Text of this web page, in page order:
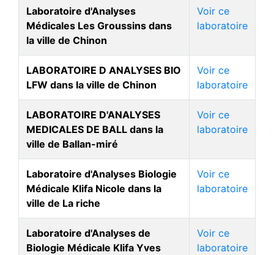
Laboratoire d'Analyses
Médicales Les Groussins dans
la ville de Chinon
Voir ce
laboratoire
LABORATOIRE D ANALYSES BIO
LFW dans la ville de Chinon
Voir ce
laboratoire
LABORATOIRE D'ANALYSES
MEDICALES DE BALL dans la
ville de Ballan-miré
Voir ce
laboratoire
Laboratoire d'Analyses Biologie
Médicale Klifa Nicole dans la
ville de La riche
Voir ce
laboratoire
Laboratoire d'Analyses de
Biologie Médicale Klifa Yves
Voir ce
laboratoire